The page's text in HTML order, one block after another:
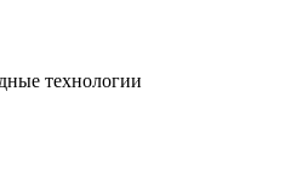
технологии